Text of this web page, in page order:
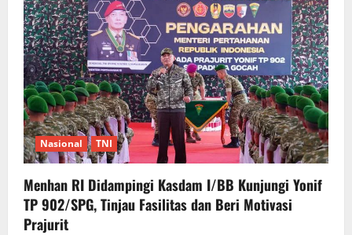
Nasional TNI
Menhan RI Didampingi Kasdam I/BB Kunjungi Yonif
TP 902/SPG, Tinjau Fasilitas dan Beri Motivasi
Prajurit